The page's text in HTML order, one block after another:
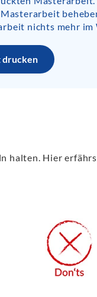
nichts mehr im
drucken
halten. Hier